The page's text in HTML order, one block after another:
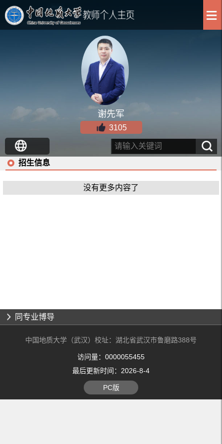
谢先军
3105
招生信息
没有更多内容了
同专业博导
中国地质大学（武汉）校址：湖北省武汉市鲁磨路388号
访问量： 0000055455
最后更新时间： 2026-8-4
PC版